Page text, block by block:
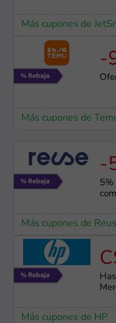
Más cupones de
-
Más cupones de
-
5%
Más cupones de
Más cupones de HP